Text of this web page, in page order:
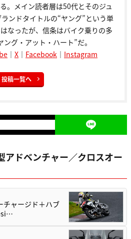
。メイン読者層は50代とそのジュ
ンドタイトルの“ヤング”という単
なったが、信条はバイク乗りの多
グ・アット・ハート”だ。
｜ X ｜ Facebook ｜ Instagram
投稿一覧へ
アドベンチャー／クロスオー
チャージド＋ハブ